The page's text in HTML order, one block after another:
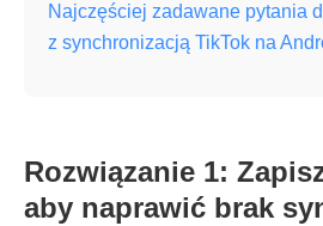
Najczęściej zadawane pytania
z synchronizacją TikTok na
Rozwiązanie 1:
aby naprawić brak